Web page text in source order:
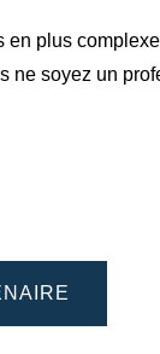
en plus
ne soyez un